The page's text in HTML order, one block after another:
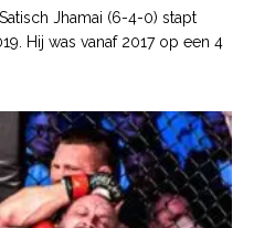
Jhamai (6-4-0) stapt
Hij was vanaf 2017 op een 4